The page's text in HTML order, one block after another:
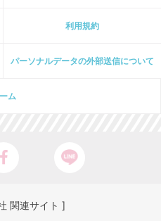
利用規約
パーソナルデータの外部送信について
ム
関連サイト ]